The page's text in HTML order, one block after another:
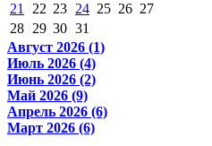
21
22 23 24 25 26 27
28 29 30 31
Август 2026 (1)
Июль 2026 (4)
Июнь 2026 (2)
Май 2026 (9)
Апрель 2026 (6)
Март 2026 (6)